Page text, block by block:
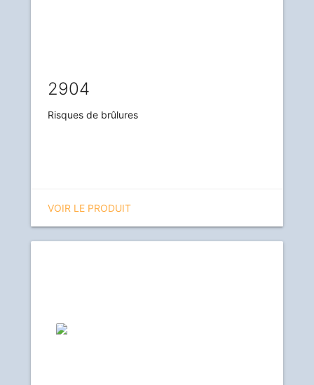
2904
Risques de brûlures
VOIR LE PRODUIT